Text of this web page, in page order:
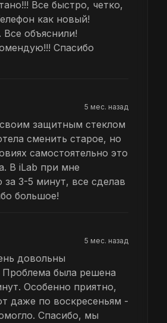
Все быстро, четко,
как новый!
объяснили!
Спасибо
5 мес. назад
защитным стеклом
сменить старое, но
самостоятельно это
В iLab при мне
за 3-5 минут, все сделав
большое!
5 мес. назад
довольны
была решена
Особенно приятно,
даже по воскресеньям -
Спасибо, мы